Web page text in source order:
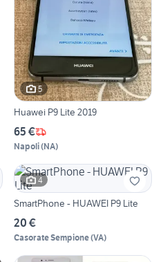
5
Huawei P9 Lite 2019
65 €
Napoli(NA)
4
SmartPhone - HUAWEI P9 Lite
20 €
Casorate Sempione(VA)